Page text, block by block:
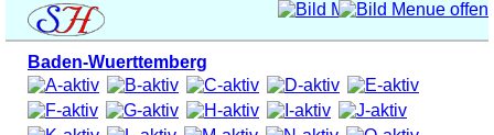
Baden-Wuerttemberg